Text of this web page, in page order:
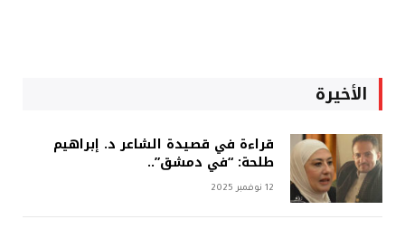
الأخيرة
قراءة في قصيدة الشاعر د. إبراهيم
طلحة: “في دمشق”..
12 نوفمبر 2025